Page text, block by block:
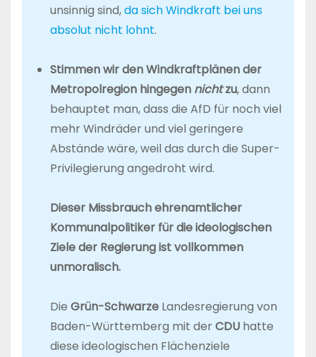
unsinnig sind,da sich Windkraft bei uns
absolut nicht lohnt.
Stimmen wir den Windkraftplänen der
Metropolregion hingegen nichtzu, dann
behauptet man, dass die AfD für noch viel
mehr Windräder und viel geringere
Abstände wäre, weil das durch die Super-
Privilegierung angedroht wird.
Dieser Missbrauch ehrenamtlicher
Kommunalpolitiker für die ideologischen
Ziele der Regierung ist vollkommen
unmoralisch.
Die Grün-Schwarze Landesregierung von
Baden-Württemberg mit derCDU hatte
diese ideologischen Flächenziele